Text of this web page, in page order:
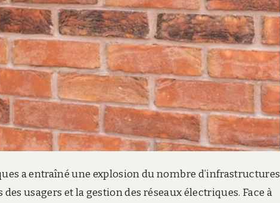
a entraîné une explosion du nombre d’infrastructures
usagers et la gestion des réseaux électriques. Face à